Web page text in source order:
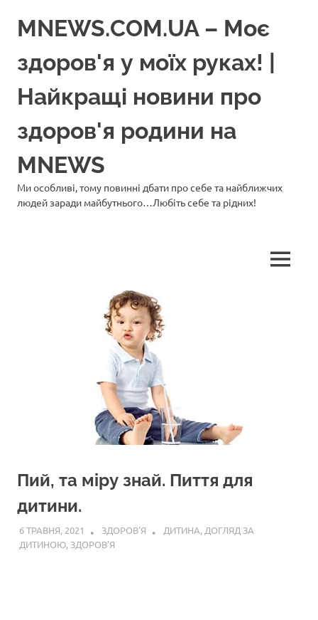
MNEWS.COM.UA – Моє
здоров'я у моїх руках! |
Найкращі новини про
здоров'я родини на
MNEWS
Ми особливі, тому повинні дбати про себе та найближчих
людей заради майбутнього…Любіть себе та рідних!
МЕНЮ
Пий, та міру знай. Пиття для
дитини.
6 ТРАВНЯ, 2021 ЗДОРОВ'Я ДИТИНА,ДОГЛЯД ЗА
ДИТИНОЮ, ЗДОРОВ'Я